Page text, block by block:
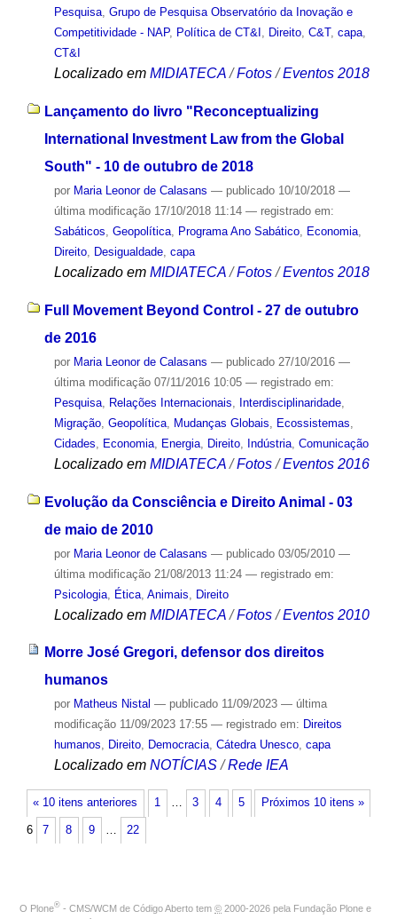
Pesquisa, Grupo de Pesquisa Observatório da Inovação e
Competitividade - NAP, Política de CT&I , Direito, C&T, capa,
CT&I
Localizado em MIDIATECA /Fotos /Eventos 2018
Lançamento do livro "Reconceptualizing
International Investment Law from the Global
South" - 10 de outubro de 2018
por Maria Leonor de Calasans — publicado10/10/2018 —
última modificação17/10/2018 11:14 — registrado em:
Sabáticos, Geopolítica, Programa Ano Sabático, Economia,
Direito, Desigualdade, capa
Localizado em MIDIATECA /Fotos /Eventos 2018
Full Movement Beyond Control - 27 de outubro
de 2016
por Maria Leonor de Calasans — publicado27/10/2016 —
última modificação07/11/2016 10:05 — registrado em:
Pesquisa, Relações Internacionais Interdisciplinaridade,
Migração, Geopolítica, Mudanças Globais Ecossistemas
Cidades
Economia, Energia, Direito, Indústria, Comunicação
Localizado em MIDIATECA /Fotos /Eventos 2016
Evolução da Consciência e Direito Animal - 03
de maio de 2010
por Maria Leonor de Calasans — publicado03/05/2010 —
última modificação21/08/2013 11:24 — registrado em:
Psicologia, Ética, Animais Direito
Localizado em MIDIATECA /Fotos /Eventos 2010
Morre José Gregori, defensor dos direitos
humanos
por Matheus Nistal — publicado11/09/2023 — última
modificação11/09/2023 17:55 — registrado em: Direitos
humanos, Direito, Democracia, Cátedra Unesco, capa
Localizado em NOTÍCIAS /Rede IEA
« 10 itens anteriores Próximos 10 itens »
1 … 3 4 5
6 7 8 9 … 22
O Plone® - CMS/WCM de Código Aberto tem © 2000-2026 pela Fundação Plone e